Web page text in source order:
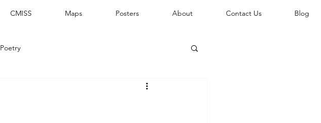
CMISS Maps Posters About Contact Us Blog
Poetry